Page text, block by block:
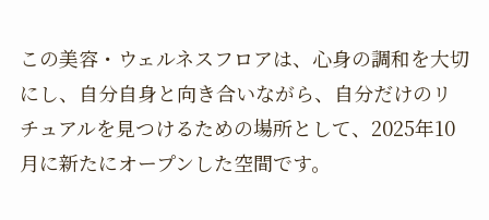
この美容・ウェルネスフロアは、心身の調和を大切
にし、自分自身と向き合いながら、自分だけのリ
チュアルを見つけるための場所として、2025年10
月に新たにオープンした空間です。